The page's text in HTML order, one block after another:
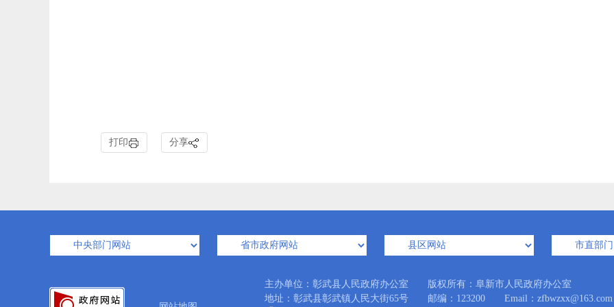
打印 分享
主办单位：彰武县人民政府办公室 版权所有：阜新市人民政府办公室
地址：彰武县彰武镇人民大街65号 邮编：123200 Email：zfbwzxx@163.com